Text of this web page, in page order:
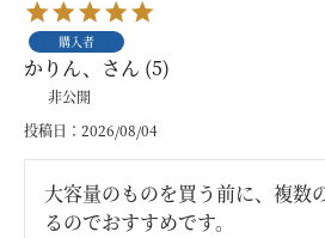
購入者
かりん、 5
非公開
投稿日
2026/08/04
大容量のものを買う前に、複数
るのでおすすめです。